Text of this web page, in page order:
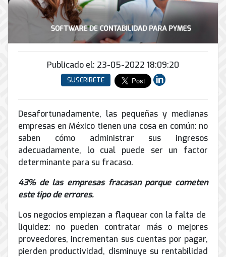
INFRAESTRUCTURA
Soporte
informático
CONTPAQi
Hiperconvergencia
Soporte
de
Correo
Electrónico
conmutadores
Inalámbricos
de
Torres
Arriostradas
Equipos
para
videoconferencias
Renta
Servicio
de
Internet
y
peatonal
y
Energía
y
UPS
Tierra
y
pararrayos
Conector
Antispam
Ciberseguridad
la
nube
Servicios
de
Computo
&
Publicado el: 23-05-2022 18:09:20
SUSCRIBETE
Desafortunadamente, las pequeñas y medianas
empresas en México tienen una cosa en común: no
saben cómo administrar sus ingresos
adecuadamente, lo cual puede ser un factor
determinante para su fracaso.
43% de las empresas fracasan porque cometen
este tipo de errores.
Los negocios empiezan a flaquear con la falta de
liquidez: no pueden contratar más o mejores
proveedores, incrementan sus cuentas por pagar,
pierden productividad, disminuye su rentabilidad